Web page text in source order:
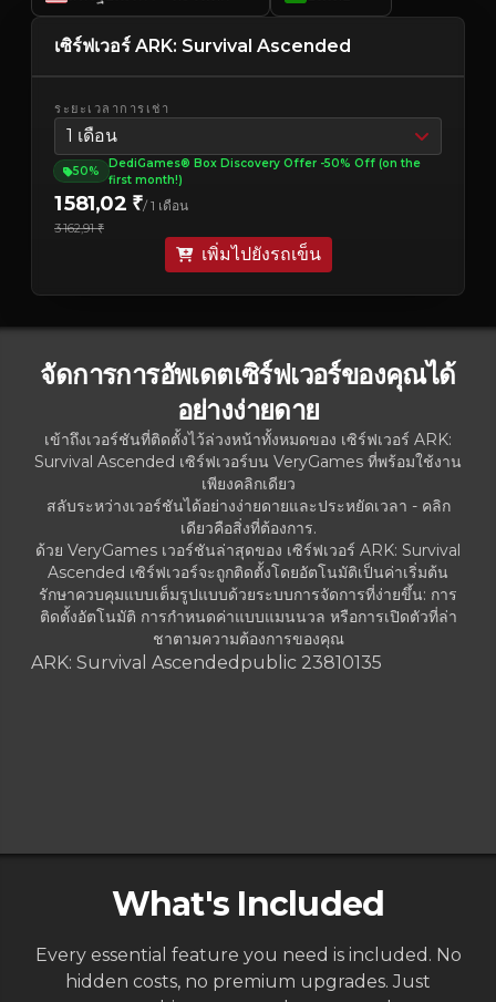
เซิร์ฟเวอร์ ARK: Survival Ascended
ระยะเวลาการเช่า
1 เดือน
50%
DediGames® Box Discovery Offer -50% Off (on the
first month!)
1 581,02 ₹/ 1 เดือน
3 162,91 ₹
เพิ่มไปยังรถเข็น
จัดการการอัพเดตเซิร์ฟเวอร์ของคุณได้
อย่างง่ายดาย
เข้าถึงเวอร์ชันที่ติดตั้งไว้ล่วงหน้าทั้งหมดของ เซิร์ฟเวอร์ ARK:
Survival Ascended เซิร์ฟเวอร์บน VeryGames ที่พร้อมใช้งาน
เพียงคลิกเดียว
สลับระหว่างเวอร์ชันได้อย่างง่ายดายและประหยัดเวลา - คลิก
เดียวคือสิ่งที่ต้องการ.
ด้วย VeryGames เวอร์ชันล่าสุดของ เซิร์ฟเวอร์ ARK: Survival
Ascended เซิร์ฟเวอร์จะถูกติดตั้งโดยอัตโนมัติเป็นค่าเริ่มต้น
รักษาควบคุมแบบเต็มรูปแบบด้วยระบบการจัดการที่ง่ายขึ้น: การ
ติดตั้งอัตโนมัติ การกำหนดค่าแบบแมนนวล หรือการเปิดตัวที่ล่า
ชาตามความต้องการของคุณ
ARK: Survival Ascended public 23810135
What's Included
Every essential feature you need is included. No
hidden costs, no premium upgrades. Just